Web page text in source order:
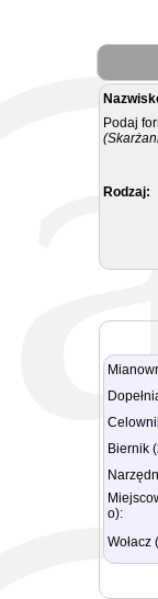
Podaj
Rodzaj:
Biernik
o):
Wołacz